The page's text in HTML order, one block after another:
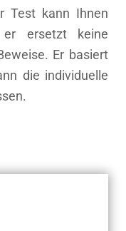
Test kann Ihnen
er ersetzt keine
Er basiert
die individuelle